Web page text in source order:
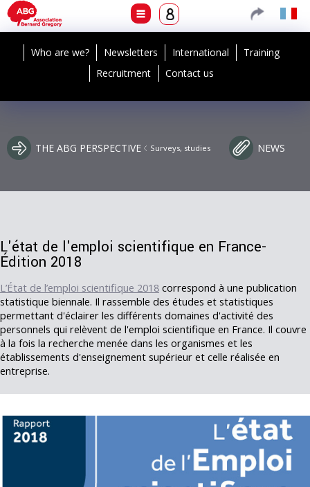
Who are we? Newsletters International
Training
Recruitment
Contact us
THE ABG PERSPECTIVE Surveys, studies NEWS
L'état de l'emploi scientifique en France-
Édition 2018
L’État de l’emploi scientifique 2018 correspond à une publication
statistique biennale. Il rassemble des études et statistiques
permettant d'éclairer les différents domaines d'activité des
personnels qui relèvent de l'emploi scientifique en France. Il couvre
à la fois la recherche menée dans les organismes et les
établissements d'enseignement supérieur et celle réalisée en
entreprise.